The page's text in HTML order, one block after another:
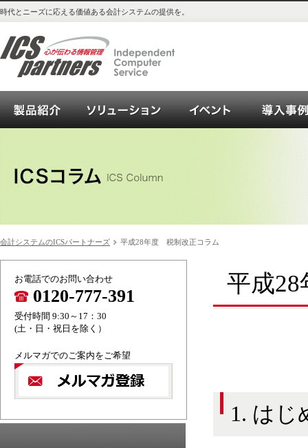
時代とニーズに応える価値ある会計システムの提供を。
会計システム_OPEN21シリーズご紹介
ソリューション イベント
会計システムのICSパートナーズ 平成28年度 税制改正コラム
お電話でのお問い合わせ
0120-777-391
受付時間 9:30～17：30
(土・日・祝日を除く）
メルマガでのご案内をご希望
平成
1. はじ